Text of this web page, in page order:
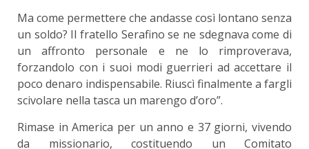
Ma come permettere che andasse così lontano senza
un soldo? Il fratello Serafino se ne sdegnava come di
un affronto personale e ne lo rimproverava,
forzandolo con i suoi modi guerrieri ad accettare il
poco denaro indispensabile. Riuscì finalmente a fargli
scivolare nella tasca un marengo d’oro”.
Rimase in America per un anno e 37 giorni, vivendo
da missionario, costituendo un Comitato